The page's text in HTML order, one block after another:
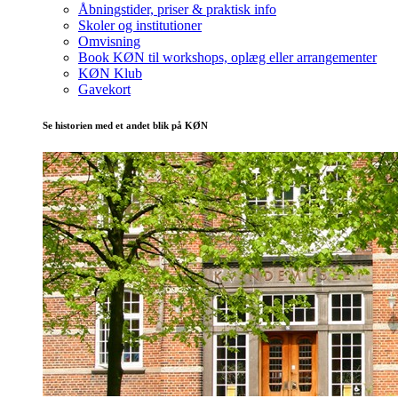
Åbningstider, priser & praktisk info
Skoler og institutioner
Omvisning
Book KØN til workshops, oplæg eller arrangementer
KØN Klub
Gavekort
Se historien med et andet blik på KØN